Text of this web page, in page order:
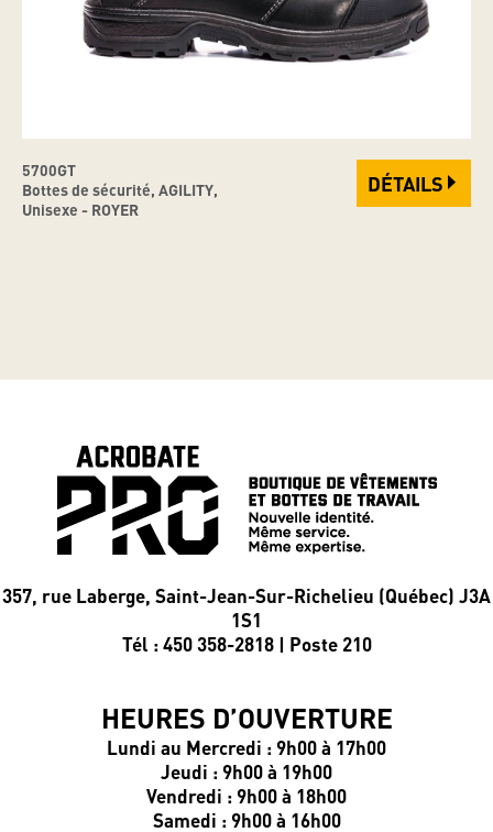
5700GT
Bottes de sécurité, AGILITY,
Unisexe - ROYER
DÉTAILS
357, rue Laberge, Saint-Jean-Sur-Richelieu (Québec) J3A
1S1
Tél : 450 358-2818 | Poste 210
HEURES D’OUVERTURE
Lundi au Mercredi : 9h00 à 17h00
Jeudi : 9h00 à 19h00
Vendredi : 9h00 à 18h00
Samedi : 9h00 à 16h00